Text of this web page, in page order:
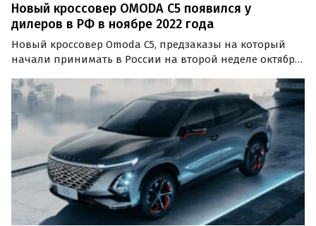
Новый кроссовер OMODA C5 появился у
дилеров в РФ в ноябре 2022 года
Новый кроссовер Omoda C5, предзаказы на который
начали принимать в России на второй неделе октября,
регионов РФ есть в наличии более сотни «товарных»
автомобилей в разных цветах и комплектациях,
сообщают…